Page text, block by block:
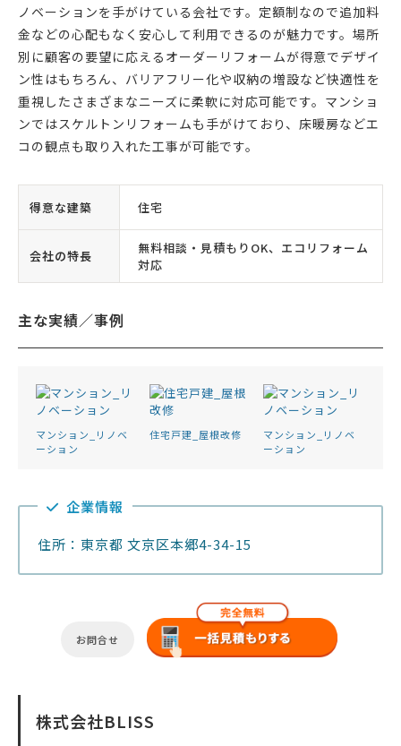
ノベーションを手がけている会社です。定額制なので追加料
金などの心配もなく安心して利用できるのが魅力です。場所
別に顧客の要望に応えるオーダーリフォームが得意でデザイ
ン性はもちろん、バリアフリー化や収納の増設など快適性を
重視したさまざまなニーズに柔軟に対応可能です。マンショ
ンではスケルトンリフォームも手がけており、床暖房などエ
コの観点も取り入れた工事が可能です。
得意な建築 住宅
会社の特長
無料相談・見積もりOK、エコリフォーム
対応
主な実績／事例
マンション_リノベ
ーション
住宅戸建_屋根改修
マンション_リノベ
ーション
企業情報
住所：東京都 文京区本郷4-34-15
お問合せ
株式会社BLISS